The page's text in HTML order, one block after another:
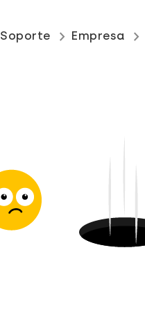
Soporte keyboard_arrow_right Empresa keyboard_arrow_right